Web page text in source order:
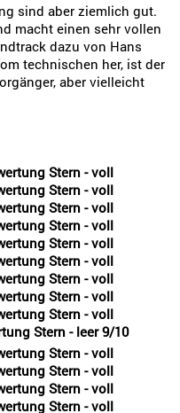
sind aber ziemlich gut.
macht einen sehr vollen
dazu von Hans
technischen her, ist der
aber vielleicht
9/10